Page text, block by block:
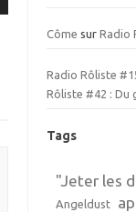
Côme surRadio
Radio Rôliste
Rôliste #42 : Du
Tags
"Jeter les
Angeldust